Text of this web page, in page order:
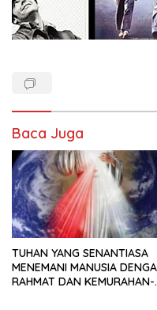
Baca Juga
TUHAN YANG SENANTIASA
MENEMANI MANUSIA
RAHMAT DAN KEMURAHAN-